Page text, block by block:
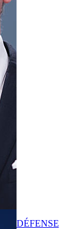
DÉFENSE